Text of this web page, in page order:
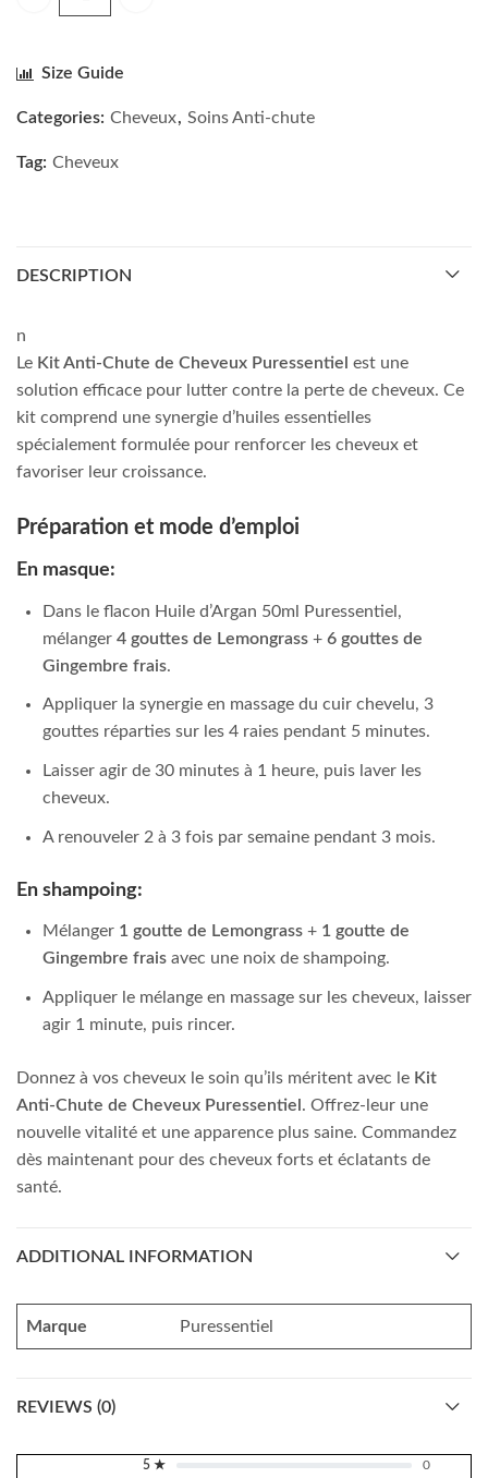
Size Guide
Categories: Cheveux, Soins Anti-chute
Tag: Cheveux
DESCRIPTION
n
Le Kit Anti-Chute de Cheveux Puressentiel est une
solution efficace pour lutter contre la perte de cheveux. Ce
kit comprend une synergie d’huiles essentielles
spécialement formulée pour renforcer les cheveux et
favoriser leur croissance.
Préparation et mode d’emploi
En masque:
Dans le flacon Huile d’Argan 50ml Puressentiel,
mélanger 4 gouttes de Lemongrass + 6 gouttes de
Gingembre frais.
Appliquer la synergie en massage du cuir chevelu, 3
gouttes réparties sur les 4 raies pendant 5 minutes.
Laisser agir de 30 minutes à 1 heure, puis laver les
cheveux.
A renouveler 2 à 3 fois par semaine pendant 3 mois.
En shampoing:
Mélanger 1 goutte de Lemongrass + 1 goutte de
Gingembre frais avec une noix de shampoing.
Appliquer le mélange en massage sur les cheveux, laisser
agir 1 minute, puis rincer.
Donnez à vos cheveux le soin qu’ils méritent avec le Kit
Anti-Chute de Cheveux Puressentiel . Offrez-leur une
nouvelle vitalité et une apparence plus saine. Commandez
dès maintenant pour des cheveux forts et éclatants de
santé.
ADDITIONAL INFORMATION
Marque Puressentiel
REVIEWS (0)
5 ★
0